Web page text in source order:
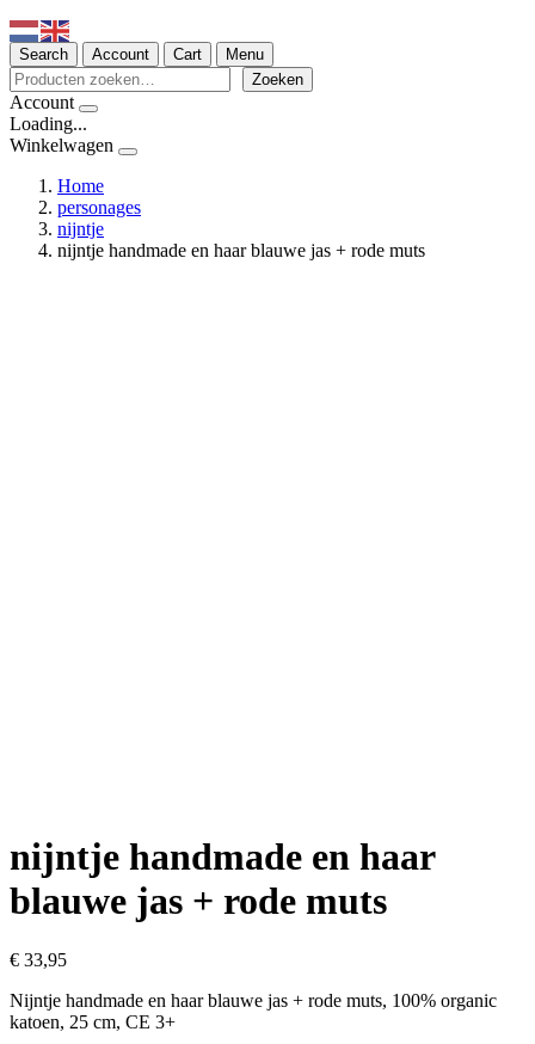
Search Account Cart Menu
Zoeken Zoeken
Account
Loading...
Winkelwagen
Home
personages
nijntje
nijntje handmade en haar blauwe jas + rode muts
nijntje handmade en haar
blauwe jas + rode muts
€ 33,95
Nijntje handmade en haar blauwe jas + rode muts, 100% organic
katoen, 25 cm, CE 3+